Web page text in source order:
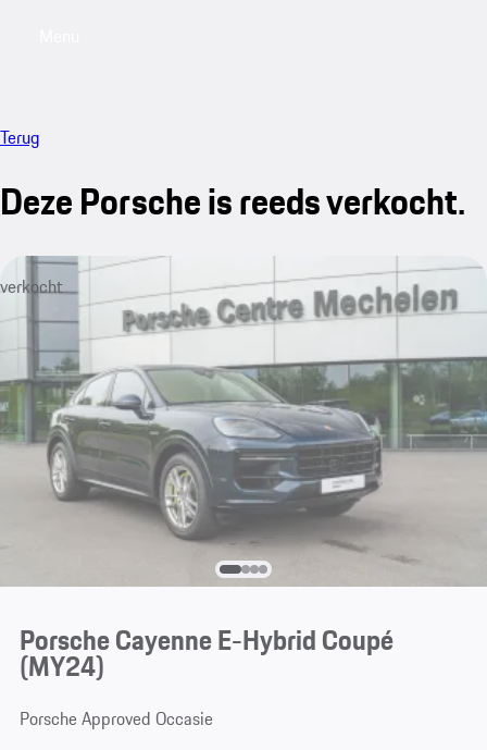
Terug
Deze Porsche is reeds verkocht.
verkocht
Porsche Cayenne E-Hybrid Coupé
(MY24)
Porsche Approved Occasie